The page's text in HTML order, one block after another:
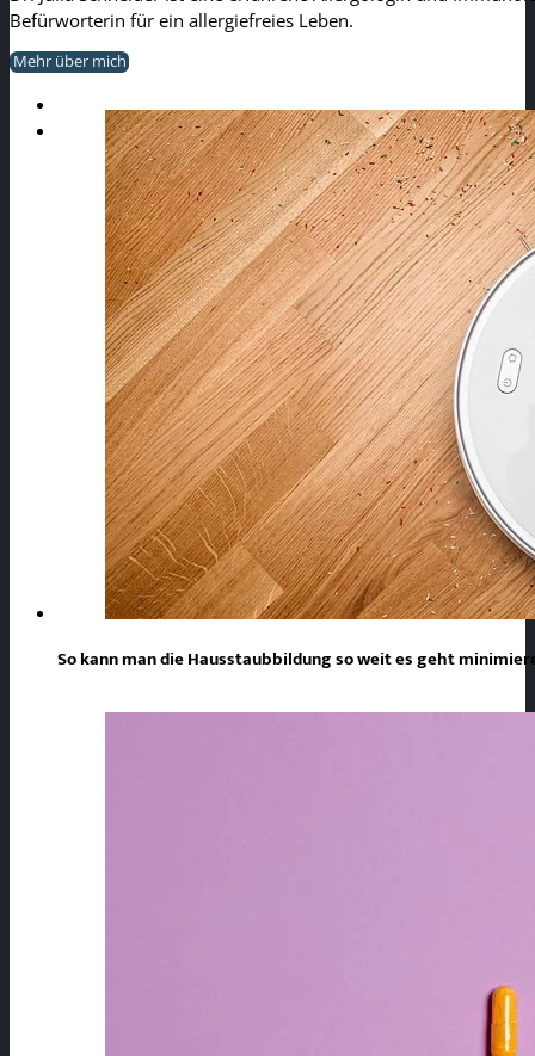
Befürworterin für ein allergiefreies Leben.
Mehr über mich
So kann man die Hausstaubbildung so weit es geht